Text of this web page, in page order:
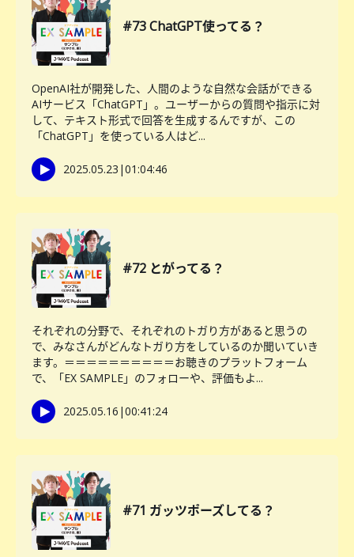
#73 ChatGPT使ってる？
OpenAI社が開発した、人間のような自然な会話ができる
AIサービス「ChatGPT」。ユーザーからの質問や指示に対
して、テキスト形式で回答を生成するんですが、この
「ChatGPT」を使っている人はど...
2025.05.23 |01:04:46
#72 とがってる？
それぞれの分野で、それぞれのトガり方があると思うの
で、みなさんがどんなトガり方をしているのか聞いていき
ます。＝＝＝＝＝＝＝＝＝＝お聴きのプラットフォーム
で、「EX SAMPLE」のフォローや、評価もよ...
2025.05.16 |00:41:24
#71 ガッツポーズしてる？